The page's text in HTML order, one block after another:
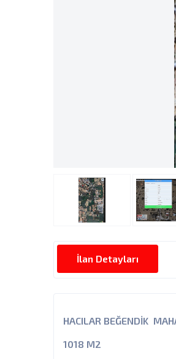
İlan Detayları
HACILAR BEĞENDİK
1018 M2